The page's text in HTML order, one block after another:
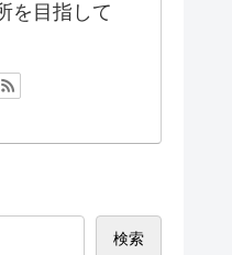
を目指して
検索